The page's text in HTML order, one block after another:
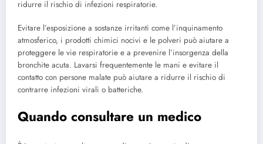
ridurre il rischio di infezioni respiratorie.
Evitare l’esposizione a sostanze irritanti come l’inquinamento
atmosferico, i prodotti chimici nocivi e le polveri può aiutare a
proteggere le vie respiratorie e a prevenire l’insorgenza della
bronchite acuta. Lavarsi frequentemente le mani e evitare il
contatto con persone malate può aiutare a ridurre il rischio di
contrarre infezioni virali o batteriche.
Quando consultare un medico